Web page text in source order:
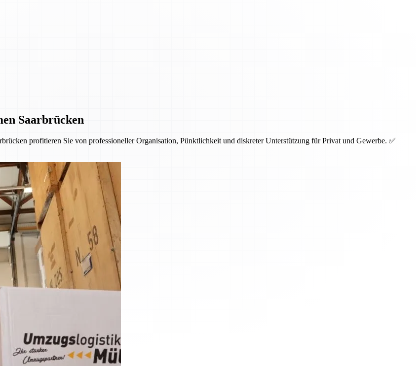
Saarbrücken
profitieren Sie von professioneller Organisation, Pünktlichkeit und diskreter Unterstützung für Privat und Gewerbe. ✅